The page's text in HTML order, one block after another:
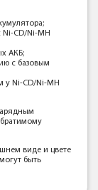
CD/Ni-MH
АКБ;
с базовым
у Ni-CD/Ni-MH
виде и цвете
быть